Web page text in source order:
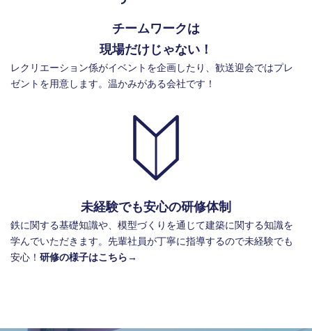
チームワークは
現場だけじゃない！
レクリエーション係がイベントを企画したり、歓送迎会ではプレ
ゼントを用意します。温かみがある会社です！
未経験でも安心の研修体制
鉄に関する基礎知識や、模型づくりを通じて建築に関する知識を
学んでいただきます。先輩社員が丁寧に指導するので未経験でも
安心！ 研修の様子はこちら→